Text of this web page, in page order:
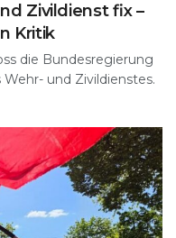
Zivildienst fix –
Kritik
die Bundesregierung
und Zivildienstes.